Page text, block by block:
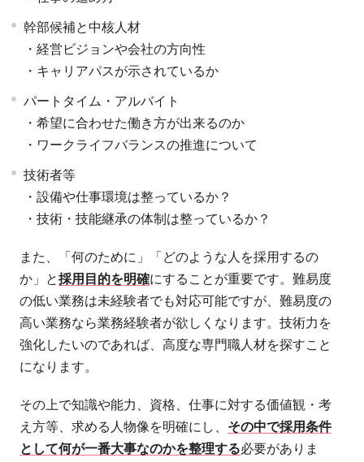
幹部候補と中核人材
・経営ビジョンや会社の方向性
・キャリアパスが示されているか
パートタイム・アルバイト
・希望に合わせた働き方が出来るのか
・ワークライフバランスの推進について
技術者等
・設備や仕事環境は整っているか？
・技術・技能継承の体制は整っているか？
また、「何のために」「どのような人を採用するの
か」と採用目的を明確にすることが重要です。難易度
の低い業務は未経験者でも対応可能ですが、難易度の
高い業務なら業務経験者が欲しくなります。技術力を
強化したいのであれば、高度な専門職人材を探すこと
になります。
その上で知識や能力、資格、仕事に対する価値観・考
え方等、求める人物像を明確にし、 その中で採用条件
として何が一番大事なのかを整理する必要がありま